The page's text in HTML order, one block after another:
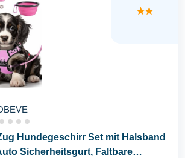
★★
Hundegeschirr Set mit Halsband
Sicherheitsgurt, Faltbare